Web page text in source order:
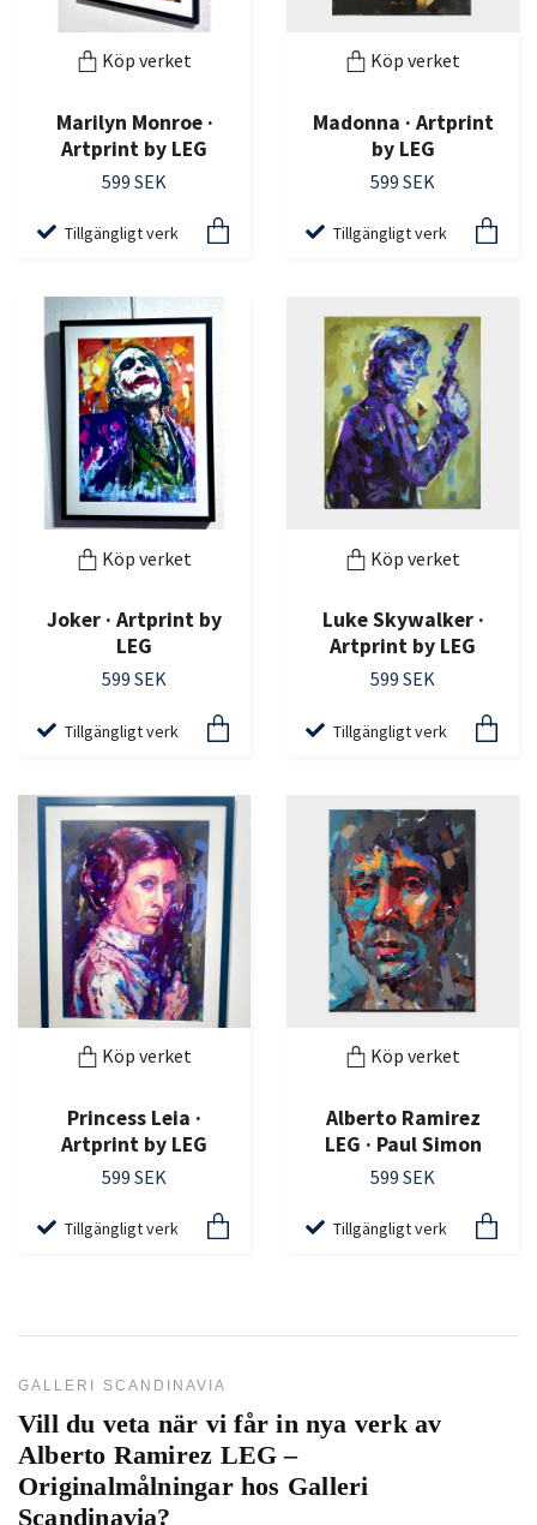
Köp verket
Marilyn Monroe ·
Artprint by LEG
599 SEK
Tillgängligt verk
Köp verket
Madonna · Artprint
by LEG
599 SEK
Tillgängligt verk
Köp verket
Joker · Artprint by
LEG
599 SEK
Tillgängligt verk
Köp verket
Luke Skywalker ·
Artprint by LEG
599 SEK
Tillgängligt verk
Köp verket
Princess Leia ·
Artprint by LEG
599 SEK
Tillgängligt verk
Köp verket
Alberto Ramirez
LEG · Paul Simon
599 SEK
Tillgängligt verk
GALLERI SCANDINAVIA
Vill du veta när vi får in nya verk av
Alberto Ramirez LEG –
Originalmålningar hos Galleri
Scandinavia?